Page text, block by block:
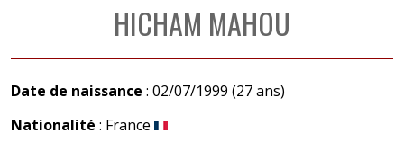
HICHAM MAHOU
Date de naissance : 02/07/1999 (27 ans)
Nationalité : France